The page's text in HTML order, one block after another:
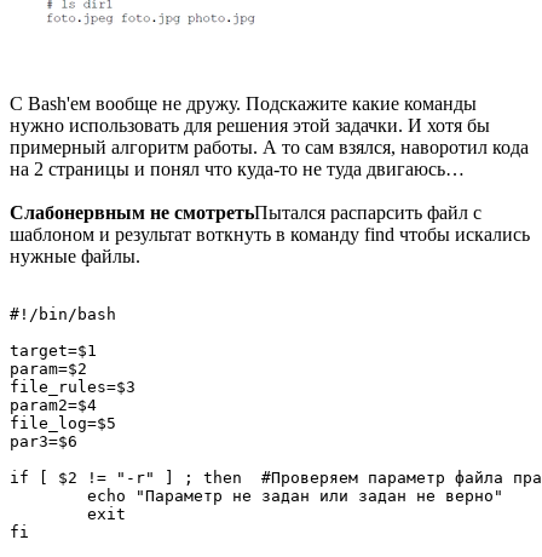
C Bash'ем вообще не дружу. Подскажите какие команды
нужно использовать для решения этой задачки. И хотя бы
примерный алгоритм работы. А то сам взялся, наворотил кода
на 2 страницы и понял что куда-то не туда двигаюсь…
Слабонервным не смотретьПытался распарсить файл с
шаблоном и результат воткнуть в команду find чтобы искались
нужные файлы.
#!/bin/bash
target=$1
param=$2
file_rules=$3
param2=$4
file_log=$5
par3=$6
if [ $2 != "-r" ] ; then  #Проверяем параметр файла
        echo "Параметр не задан или задан не верно"
        exit
fi